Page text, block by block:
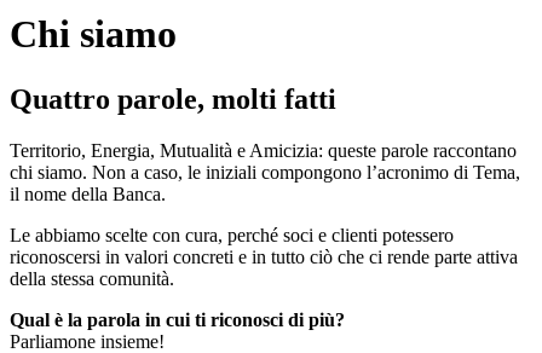
Chi siamo
Quattro parole, molti fatti
Territorio, Energia, Mutualità e Amicizia: queste parole raccontano
chi siamo. Non a caso, le iniziali compongono l’acronimo di Tema,
il nome della Banca.
Le abbiamo scelte con cura, perché soci e clienti potessero
riconoscersi in valori concreti e in tutto ciò che ci rende parte attiva
della stessa comunità.
Qual è la parola in cui ti riconosci di più?
Parliamone insieme!